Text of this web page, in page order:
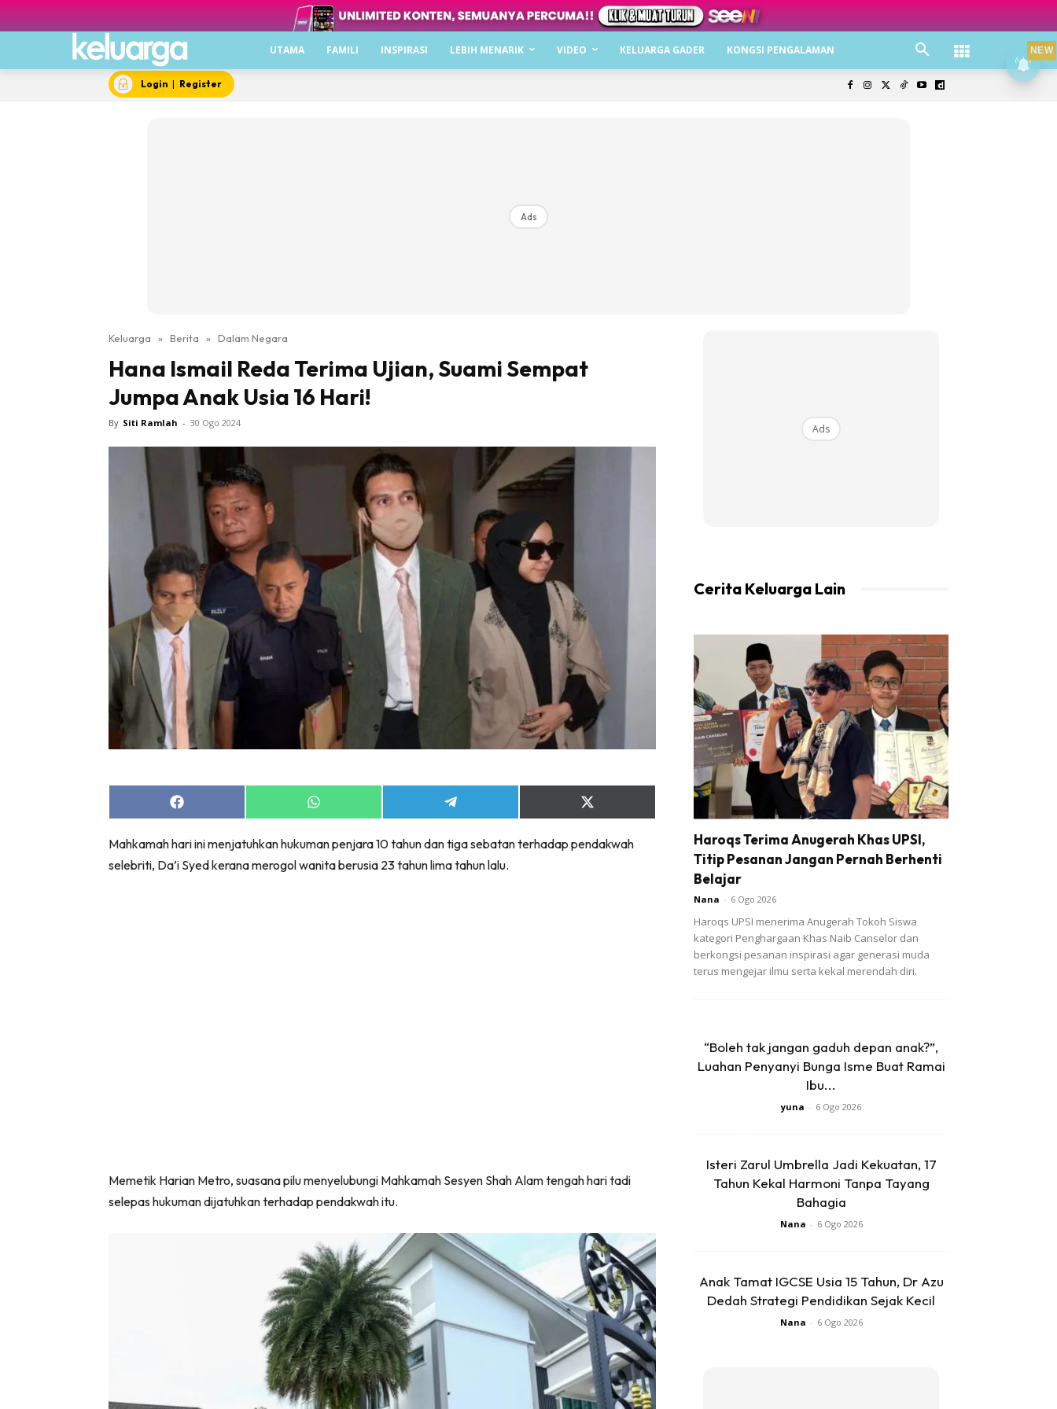
UTAMA FAMILI INSPIRASI LEBIH MENARIK VIDEO KELUARGA GADER KONGSI PENGALAMAN
Login | Register
Ads
Keluarga » Berita » Dalam Negara
Hana Ismail Reda Terima Ujian, Suami Sempat
Jumpa Anak Usia 16 Hari!
By Siti Ramlah - 30 Ogo 2024
Share
on
Share
on
Share
on
Share
on
(Twitter)
Mahkamah hari ini menjatuhkan hukuman penjara 10 tahun dan tiga sebatan terhadap pendakwah
selebriti, Da’i Syed kerana merogol wanita berusia 23 tahun lima tahun lalu.
Memetik Harian Metro, suasana pilu menyelubungi Mahkamah Sesyen Shah Alam tengah hari tadi
selepas hukuman dijatuhkan terhadap pendakwah itu.
Ads
Cerita Keluarga Lain
Haroqs Terima Anugerah Khas UPSI,
Titip Pesanan Jangan Pernah Berhenti
Belajar
Nana - 6 Ogo 2026
Haroqs UPSI menerima Anugerah Tokoh Siswa
kategori Penghargaan Khas Naib Canselor dan
berkongsi pesanan inspirasi agar generasi muda
terus mengejar ilmu serta kekal merendah diri.
“Boleh tak jangan gaduh depan anak?”,
Luahan Penyanyi Bunga Isme Buat Ramai
Ibu...
yuna - 6 Ogo 2026
Isteri Zarul Umbrella Jadi Kekuatan, 17
Tahun Kekal Harmoni Tanpa Tayang
Bahagia
Nana - 6 Ogo 2026
Anak Tamat IGCSE Usia 15 Tahun, Dr Azu
Dedah Strategi Pendidikan Sejak Kecil
Nana - 6 Ogo 2026
NEW